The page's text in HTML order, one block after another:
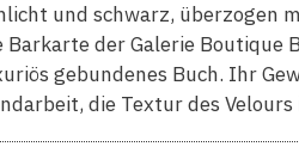
und schwarz, überzogen
Barkarte der Galerie Boutique
gebundenes Buch. Ihr
die Textur des